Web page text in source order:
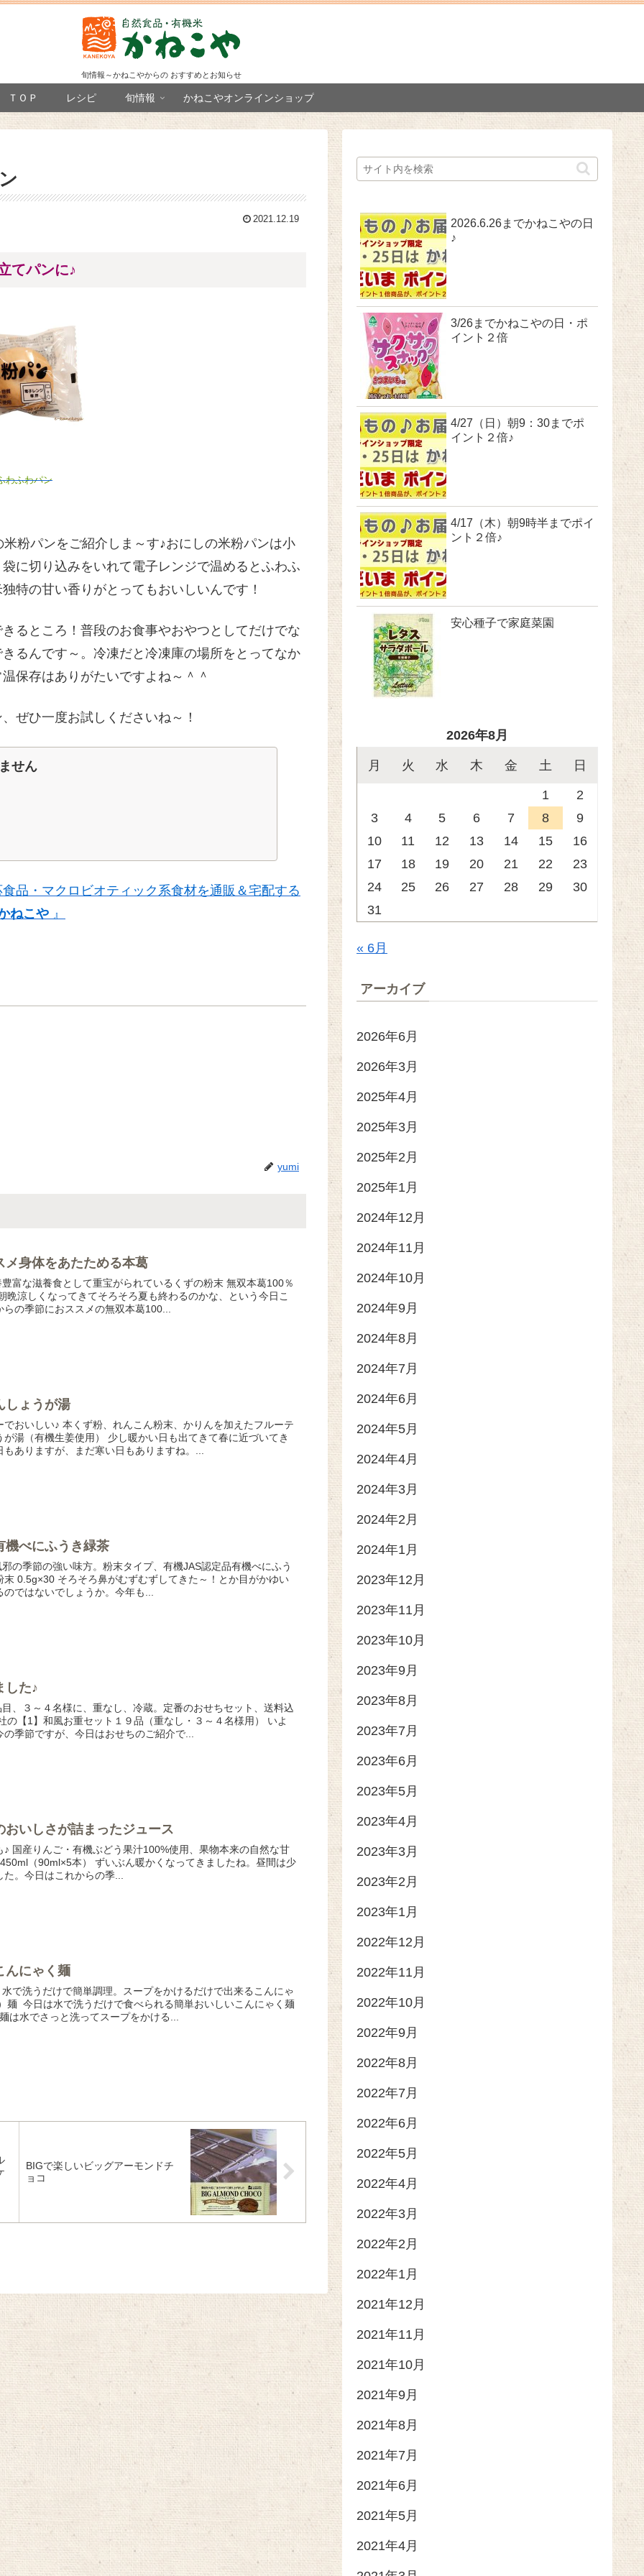
旬情報～かねこやからの おすすめとお知らせ
ＴＯＰ レシピ 旬情報 かねこやオンラインショップ
2021.12.19
てパンに♪
わふわパン
粉パンをご紹介しま～す♪おにしの米粉パンは小
に切り込みをいれて電子レンジで温めるとふわふ
特の甘い香りがとってもおいしいんです！
るところ！普段のお食事やおやつとしてだけでな
るんです～。冷凍だと冷凍庫の場所をとってなか
保存はありがたいですよね～＾＾
ぜひ一度お試しくださいね～！
せん
品・マクロビオティック系食材を通販＆宅配する
ねこや 』
yumi
メ身体をあたためる本葛
富な滋養食として重宝がられているくずの粉末 無双本葛100％
晩涼しくなってきてそろそろ夏も終わるのかな、という今日こ
の季節におススメの無双本葛100...
しょうが湯
おいしい♪ 本くず粉、れんこん粉末、かりんを加えたフルーテ
湯（有機生姜使用） 少し暖かい日も出てきて春に近づいてき
ありますが、まだ寒い日もありますね。...
機べにふうき緑茶
の季節の強い味方。粉末タイプ、有機JAS認定品有機べにふう
0.5g×30 そろそろ鼻がむずむずしてきた～！とか目がかゆい
ではないでしょうか。今年も...
した♪
、３～４名様に、重なし、冷蔵。定番のおせちセット、送料込
の【1】和風お重セット１９品（重なし・３～４名様用） いよ
季節ですが、今日はおせちのご紹介で...
いしさが詰まったジュース
国産りんご・有機ぶどう果汁100%使用、果物本来の自然な甘
（90ml×5本） ずいぶん暖かくなってきましたね。昼間は少
。今日はこれからの季...
んにゃく麺
で洗うだけで簡単調理。スープをかけるだけで出来るこんにゃ
麺 今日は水で洗うだけで食べられる簡単おいしいこんにゃく麺
水でさっと洗ってスープをかける...
BIGで楽しいビッグアーモンドチ
ョコ
2026.6.26までかねこやの日
♪
3/26までかねこやの日・ポ
イント２倍
4/27（日）朝9：30までポ
イント２倍♪
4/17（木）朝9時半までポイ
ント２倍♪
安心種子で家庭菜園
2026年8月
月 火 水 木 金 土 日
1
2
3
4 5 6 7 8
9
10
11 12 13 14 15
16
17
18 19 20 21 22
23
24
25 26 27 28 29
30
31
« 6月
アーカイブ
2026年6月
2026年3月
2025年4月
2025年3月
2025年2月
2025年1月
2024年12月
2024年11月
2024年10月
2024年9月
2024年8月
2024年7月
2024年6月
2024年5月
2024年4月
2024年3月
2024年2月
2024年1月
2023年12月
2023年11月
2023年10月
2023年9月
2023年8月
2023年7月
2023年6月
2023年5月
2023年4月
2023年3月
2023年2月
2023年1月
2022年12月
2022年11月
2022年10月
2022年9月
2022年8月
2022年7月
2022年6月
2022年5月
2022年4月
2022年3月
2022年2月
2022年1月
2021年12月
2021年11月
2021年10月
2021年9月
2021年8月
2021年7月
2021年6月
2021年5月
2021年4月